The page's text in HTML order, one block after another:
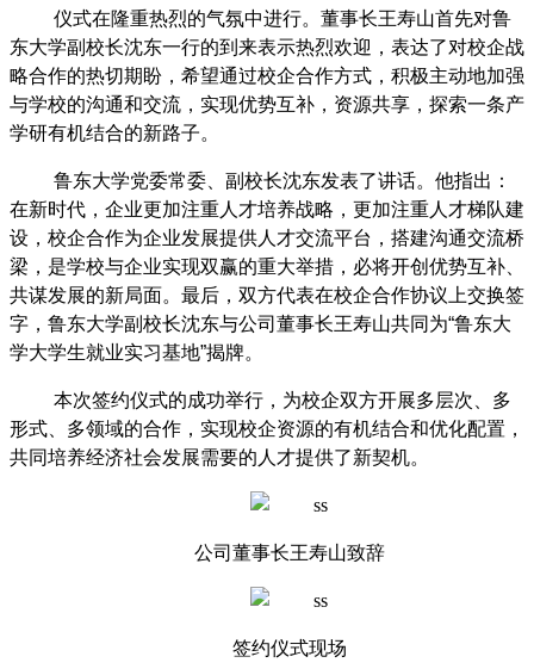
仪式在隆重热烈的气氛中进行。董事长王寿山首先对鲁
东大学副校长沈东一行的到来表示热烈欢迎，表达了对校企战
略合作的热切期盼，希望通过校企合作方式，积极主动地加强
与学校的沟通和交流，实现优势互补，资源共享，探索一条产
学研有机结合的新路子。
鲁东大学党委常委、副校长沈东发表了讲话。他指出：
在新时代，企业更加注重人才培养战略，更加注重人才梯队建
设，校企合作为企业发展提供人才交流平台，搭建沟通交流桥
梁，是学校与企业实现双赢的重大举措，必将开创优势互补、
共谋发展的新局面。最后，双方代表在校企合作协议上交换签
字，鲁东大学副校长沈东与公司董事长王寿山共同为“鲁东大
学大学生就业实习基地”揭牌。
本次签约仪式的成功举行，为校企双方开展多层次、多
形式、多领域的合作，实现校企资源的有机结合和优化配置，
共同培养经济社会发展需要的人才提供了新契机。
公司董事长王寿山致辞
签约仪式现场